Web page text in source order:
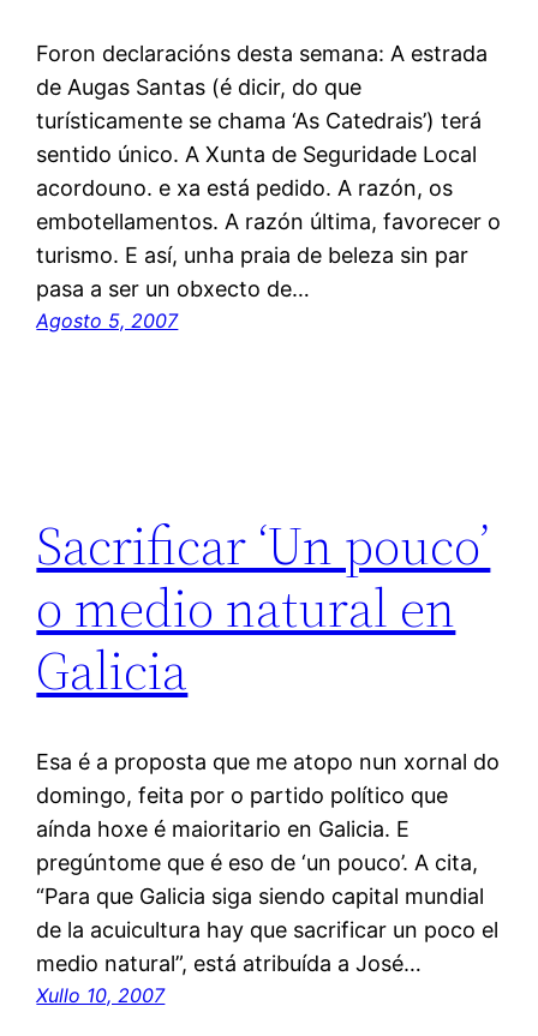
Foron declaracións desta semana: A estrada
de Augas Santas (é dicir, do que
turísticamente se chama ‘As Catedrais’) terá
sentido único. A Xunta de Seguridade Local
acordouno. e xa está pedido. A razón, os
embotellamentos. A razón última, favorecer o
turismo. E así, unha praia de beleza sin par
pasa a ser un obxecto de…
Agosto 5, 2007
Sacrificar ‘Un pouco’
o medio natural en
Galicia
Esa é a proposta que me atopo nun xornal do
domingo, feita por o partido político que
aínda hoxe é maioritario en Galicia. E
pregúntome que é eso de ‘un pouco’. A cita,
“Para que Galicia siga siendo capital mundial
de la acuicultura hay que sacrificar un poco el
medio natural”, está atribuída a José…
Xullo 10, 2007